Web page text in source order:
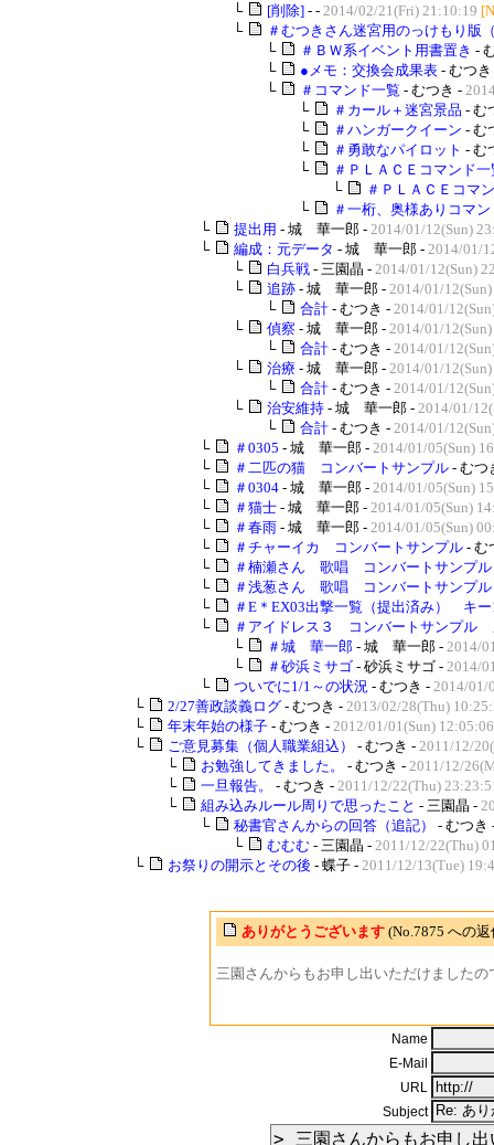
└
[削除] - - 2014/02/21(Fri) 21:10:19
└
＃むつきさん迷宮用のっけもり版
└
＃ＢＷ系イベント用書置き -
└
●メモ：交換会成果表 - むつ
└
＃コマンド一覧 - むつき -
└
＃カール＋迷宮景品 - む
└
＃ハンガークイーン - む
└
＃勇敢なパイロット - む
└
＃ＰＬＡＣＥコマンド一
└
＃ＰＬＡＣＥコマ
└
＃一桁、奥様ありコマ
└
提出用 - 城 華一郎 - 2014/01/12(Sun)
└
編成：元データ - 城 華一郎 - 2014/01/
└
白兵戦 - 三園晶 - 2014/01/12(Sun)
└
追跡 - 城 華一郎 - 2014/01/
└
合計 - むつき - 2014/01/
└
偵察 - 城 華一郎 - 2014/01/
└
合計 - むつき - 2014/01/
└
治療 - 城 華一郎 - 2014/01/
└
合計 - むつき - 2014/01/
└
治安維持 - 城 華一郎 - 2014/01/
└
合計 - むつき - 2014/01/
└
＃0305 - 城 華一郎 - 2014/01/05(Sun)
└
＃二匹の猫 コンバートサンプル - むつ
└
＃0304 - 城 華一郎 - 2014/01/05(Sun)
└
＃猫士 - 城 華一郎 - 2014/01/05(Sun)
└
＃春雨 - 城 華一郎 - 2014/01/05(Sun)
└
＃チャーイカ コンバートサンプル - む
└
＃楠瀬さん 歌唱 コンバートサンプル
└
＃浅葱さん 歌唱 コンバートサンプル
└
＃E＊EX03出撃一覧（提出済み） キー
└
＃アイドレス３ コンバートサンプル
└
＃城 華一郎 - 城 華一郎 - 2014/
└
＃砂浜ミサゴ - 砂浜ミサゴ - 2014/
└
ついでに1/1～の状況 - むつき - 2014/01/
└
2/27善政談義ログ - むつき - 2013/02/28(Thu)
└
年末年始の様子 - むつき - 2012/01/01(Sun) 12:05:06
└
ご意見募集（個人職業組込） - むつき - 2011/12/
└
お勉強してきました。 - むつき - 2011/12/
└
一旦報告。 - むつき - 2011/12/22(Thu)
└
組み込みルール周りで思ったこと - 三園晶 -
└
秘書官さんからの回答（追記）
- むつき
└
むむむ - 三園晶 - 2011/12/22(Thu)
└
お祭りの開示とその後 - 蝶子 - 2011/12/13(Tue)
ありがとうございます (No.7875 への
三園さんからもお申し出いただけました
Name
E-Mail
URL
Subject